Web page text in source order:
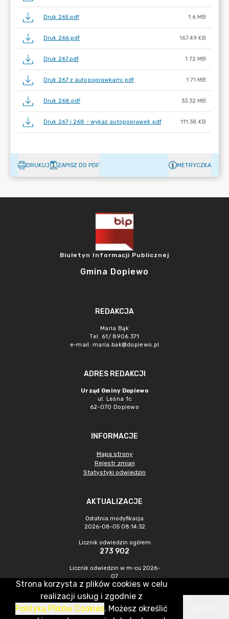
Druk 265.pdf 1.6 MB
Druk 266.pdf 167.49 KB
Druk 267.pdf 1.72 MB
Druk 267 z autopoprawkami.pdf 1.71 MB
Druk 268.pdf 33.32 MB
Druk 267 i 268 - wykaz autopoprawek.pdf 111.38 KB
DRUKUJ ZAPISZ DO PDF METRYCZKA
Biuletyn Informacji Publicznej
Gmina Dopiewo
REDAKCJA
Maria Bąk
Tel. 61/ 8906 371
e-mail: maria.bak@dopiewo.pl
ADRES REDAKCJI
Urząd Gminy Dopiewo
ul. Leśna 1c
62-070 Dopiewo
INFORMACJE
Mapa strony
Rejestr zmian
Statystyki odwiedzin
AKTUALIZACJE
Ostatnia modyfikacja
2026-08-05 08:14:32
Licznik odwiedzin ogółem
273 902
Licznik odwiedzin w m-cu 2026-
07
691
CMS & Hosting: Nefeni Sp. z o.o.
Strona korzysta z plików cookies w celu
realizacji usług i zgodnie z
Polityką Plików Cookies. Możesz określić